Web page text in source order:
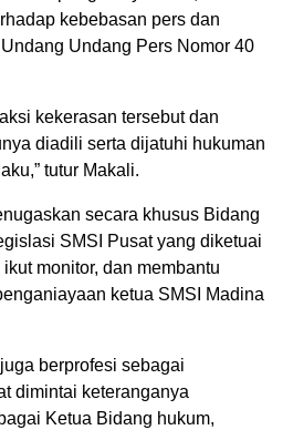
kebebasan pers dan
Undang Pers Nomor 40
kekerasan tersebut dan
diadili serta dijatuhi hukuman
tutur Makali.
secara khusus Bidang
SMSI Pusat yang diketuai
monitor, dan membantu
ketua SMSI Madina
berprofesi sebagai
dimintai keteranganya
Ketua Bidang hukum,